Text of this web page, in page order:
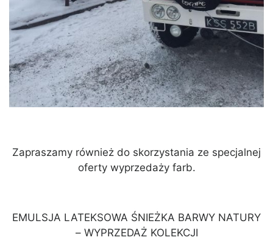
Zapraszamy również do skorzystania ze specjalnej
oferty wyprzedaży farb.
EMULSJA LATEKSOWA ŚNIEŻKA BARWY NATURY
– WYPRZEDAŻ KOLEKCJI